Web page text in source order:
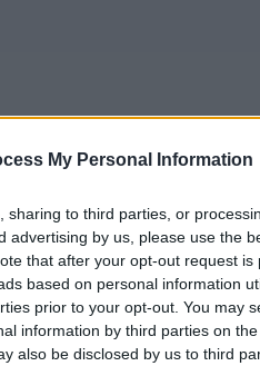
My Personal Information
sharing to third parties, or
advertising by us, please use the
that after your opt-out request is
based on personal information
prior to your opt-out. You may
information by third parties on the
also be disclosed by us to third